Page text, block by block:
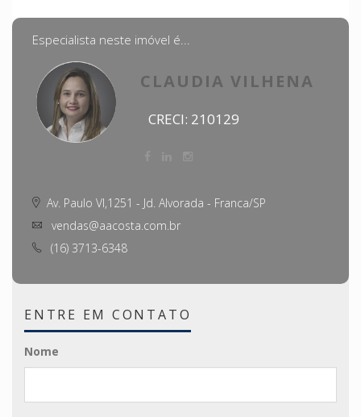
Especialista neste imóvel é...
CLAUDIA VILHENA
CRECI: 210129
Av. Paulo VI,1251 - Jd. Alvorada - Franca/SP
vendas@aacosta.com.br
(16) 3713-6348
ENTRE EM CONTATO
Nome